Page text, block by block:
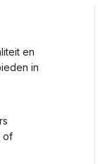
en
in
of